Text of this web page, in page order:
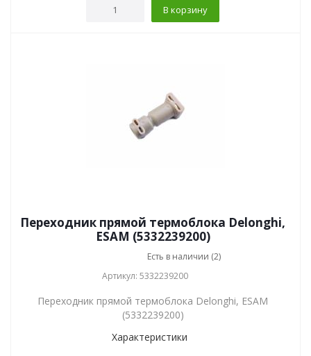
В корзину
Переходник прямой термоблока Delonghi,
ESAM (5332239200)
Есть в наличии (2)
Артикул: 5332239200
Переходник прямой термоблока Delonghi, ESAM
(5332239200)
Характеристики